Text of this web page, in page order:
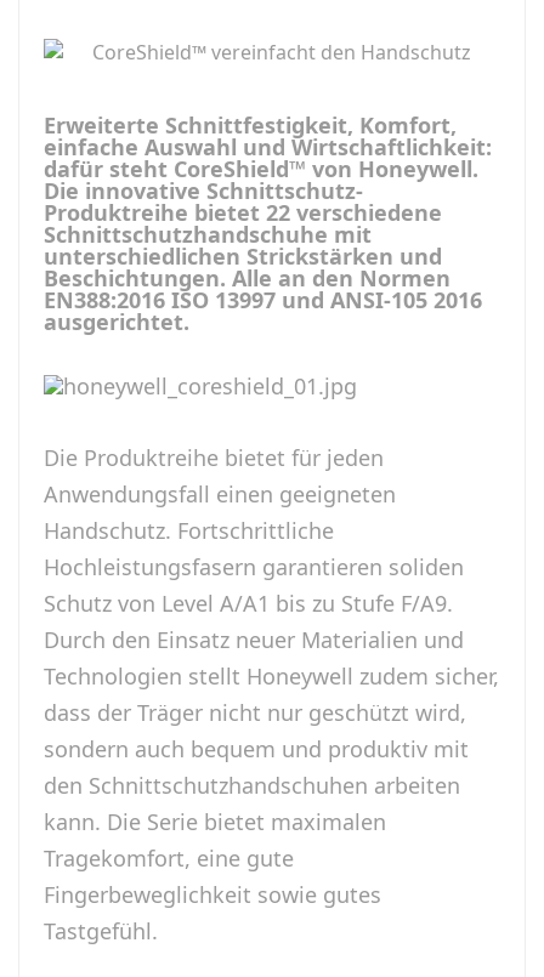
Erweiterte Schnittfestigkeit, Komfort,
einfache Auswahl und Wirtschaftlichkeit:
dafür steht CoreShield™ von Honeywell.
Die innovative Schnittschutz-
Produktreihe bietet 22 verschiedene
Schnittschutzhandschuhe mit
unterschiedlichen Strickstärken und
Beschichtungen. Alle an den Normen
EN388:2016 ISO 13997 und ANSI-105 2016
ausgerichtet.
Die Produktreihe bietet für jeden
Anwendungsfall einen geeigneten
Handschutz. Fortschrittliche
Hochleistungsfasern garantieren soliden
Schutz von Level A/A1 bis zu Stufe F/A9.
Durch den Einsatz neuer Materialien und
Technologien stellt Honeywell zudem sicher,
dass der Träger nicht nur geschützt wird,
sondern auch bequem und produktiv mit
den Schnittschutzhandschuhen arbeiten
kann. Die Serie bietet maximalen
Tragekomfort, eine gute
Fingerbeweglichkeit sowie gutes
Tastgefühl.